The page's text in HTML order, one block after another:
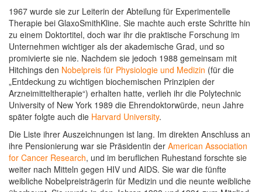
1967 wurde sie zur Leiterin der Abteilung für Experimentelle
Therapie bei GlaxoSmithKline. Sie machte auch erste Schritte hin
zu einem Doktortitel, doch war ihr die praktische Forschung im
Unternehmen wichtiger als der akademische Grad, und so
promivierte sie nie. Nachdem sie jedoch 1988 gemeinsam mit
Hitchings den Nobelpreis für Physiologie und Medizin (für die
„Entdeckung zu wichtigen biochemischen Prinzipien der
Arzneimitteltherapie“) erhalten hatte, verlieh ihr die Polytechnic
University of New York 1989 die Ehrendoktorwürde, neun Jahre
später folgte auch die Harvard University.
Die Liste ihrer Auszeichnungen ist lang. Im direkten Anschluss an
ihre Pensionierung war sie Präsidentin der American Association
for Cancer Research, und im beruflichen Ruhestand forschte sie
weiter nach Mitteln gegen HIV und AIDS. Sie war die fünfte
weibliche Nobelpreisträgerin für Medizin und die neunte weibliche